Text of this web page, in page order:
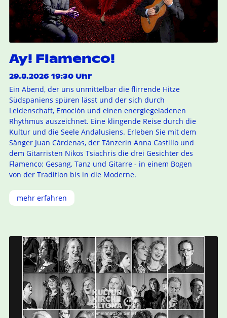
Ay! Flamenco!
29.8.2026 19:30 Uhr
Ein Abend, der uns unmittelbar die flirrende Hitze
Südspaniens spüren lässt und der sich durch
Leidenschaft, Emoción und einen energiegeladenen
Rhythmus auszeichnet. Eine klingende Reise durch die
Kultur und die Seele Andalusiens. Erleben Sie mit dem
Sänger Juan Cárdenas, der Tänzerin Anna Castillo und
dem Gitarristen Nikos Tsiachris die drei Gesichter des
Flamenco: Gesang, Tanz und Gitarre - in einem Bogen
von der Tradition bis in die Moderne.
mehr erfahren